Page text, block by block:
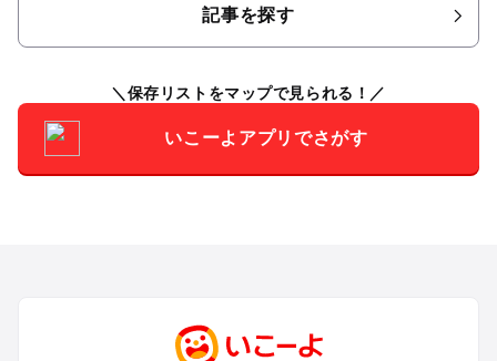
記事を探す
保存リストをマップで見られる！
いこーよアプリでさがす